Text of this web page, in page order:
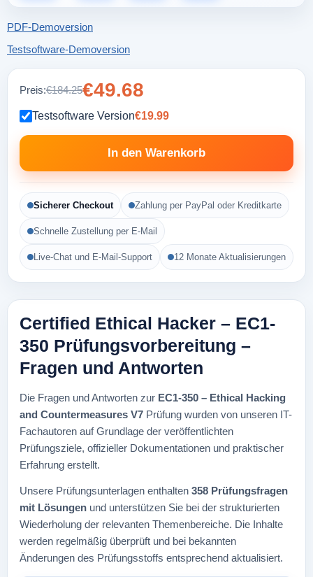
PDF-Demoversion
Testsoftware-Demoversion
Preis:€184.25€49.68
Testsoftware Version€19.99
In den Warenkorb
Sicherer Checkout Zahlung per PayPal oder Kreditkarte
Schnelle Zustellung per E-Mail
Live-Chat und E-Mail-Support 12 Monate Aktualisierungen
Certified Ethical Hacker – EC1-
350 Prüfungsvorbereitung –
Fragen und Antworten
Die Fragen und Antworten zur EC1-350 – Ethical Hacking
and Countermeasures V7 Prüfung wurden von unseren IT-
Fachautoren auf Grundlage der veröffentlichten
Prüfungsziele, offizieller Dokumentationen und praktischer
Erfahrung erstellt.
Unsere Prüfungsunterlagen enthalten 358 Prüfungsfragen
mit Lösungen und unterstützen Sie bei der strukturierten
Wiederholung der relevanten Themenbereiche. Die Inhalte
werden regelmäßig überprüft und bei bekannten
Änderungen des Prüfungsstoffs entsprechend aktualisiert.